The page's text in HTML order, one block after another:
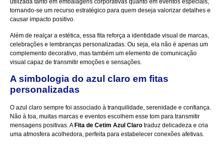
utilizada tanto em embalagens corporativas quanto em eventos especiais,
tornando-se um recurso estratégico para quem deseja valorizar detalhes e
causar impacto positivo.
Além de realçar a estética, essa fita reforça a identidade visual de marcas,
celebrações e lembranças personalizadas. Ou seja, ela não é apenas um
complemento decorativo, mas também um elemento de comunicação
visual capaz de transmitir emoções e sensações.
A simbologia do azul claro em fitas
personalizadas
O azul claro sempre foi associado à tranquilidade, serenidade e confiança.
Não à toa, muitas marcas e eventos escolhem esse tom para transmitir
mensagens positivas. A Fita de Cetim Azul Claro traduz delicadeza e cria
uma atmosfera acolhedora, perfeita para estabelecer conexões afetivas.